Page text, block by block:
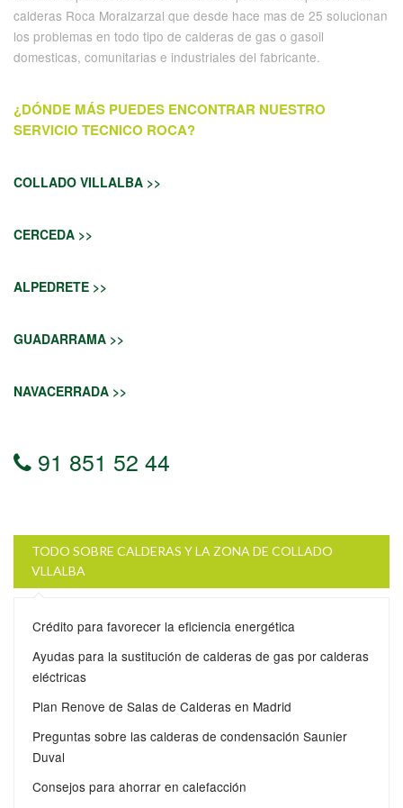
calderas Roca Moralzarzal que desde hace mas de 25 solucionan
los problemas en todo tipo de calderas de gas o gasoil
domesticas, comunitarias e industriales del fabricante.
¿DÓNDE MÁS PUEDES ENCONTRAR NUESTRO
SERVICIO TECNICO ROCA?
COLLADO VILLALBA >>
CERCEDA >>
ALPEDRETE >>
GUADARRAMA >>
NAVACERRADA >>
91 851 52 44
TODO SOBRE CALDERAS Y LA ZONA DE COLLADO
VLLALBA
Crédito para favorecer la eficiencia energética
Ayudas para la sustitución de calderas de gas por calderas
eléctricas
Plan Renove de Salas de Calderas en Madrid
Preguntas sobre las calderas de condensación Saunier
Duval
Consejos para ahorrar en calefacción